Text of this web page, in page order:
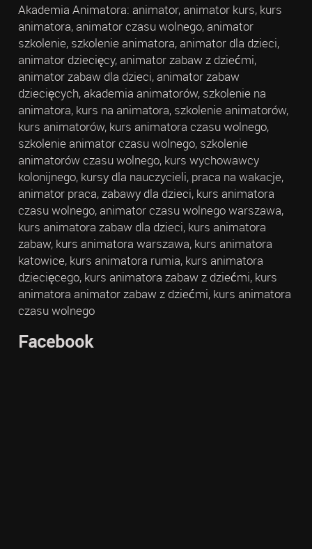
Akademia Animatora: animator, animator kurs, kurs
animatora, animator czasu wolnego, animator
szkolenie, szkolenie animatora, animator dla dzieci,
animator dziecięcy, animator zabaw z dziećmi,
animator zabaw dla dzieci, animator zabaw
dziecięcych, akademia animatorów, szkolenie na
animatora, kurs na animatora, szkolenie animatorów,
kurs animatorów, kurs animatora czasu wolnego,
szkolenie animator czasu wolnego, szkolenie
animatorów czasu wolnego, kurs wychowawcy
kolonijnego, kursy dla nauczycieli, praca na wakacje,
animator praca, zabawy dla dzieci, kurs animatora
czasu wolnego, animator czasu wolnego warszawa,
kurs animatora zabaw dla dzieci, kurs animatora
zabaw, kurs animatora warszawa, kurs animatora
katowice, kurs animatora rumia, kurs animatora
dziecięcego, kurs animatora zabaw z dziećmi, kurs
animatora animator zabaw z dziećmi, kurs animatora
czasu wolnego
Facebook